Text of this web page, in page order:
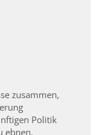
zusammen,
Politik
ebnen.